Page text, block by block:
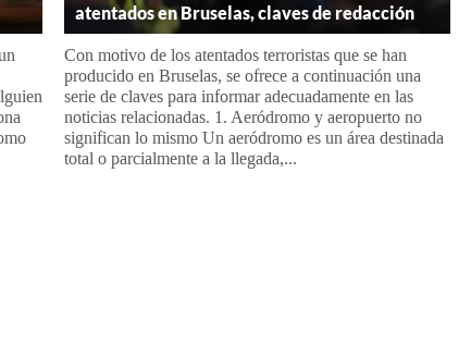
atentados en Bruselas, claves de redacción
Con motivo de los atentados terroristas que se han
producido en Bruselas, se ofrece a continuación una
serie de claves para informar adecuadamente en las
noticias relacionadas. 1. Aeródromo y aeropuerto no
significan lo mismo Un aeródromo es un área destinada
total o parcialmente a la llegada,...